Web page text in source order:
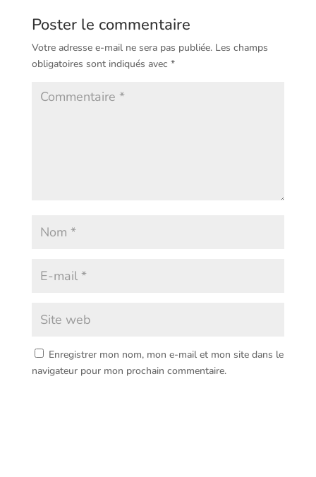
Poster le commentaire
Votre adresse e-mail ne sera pas publiée. Les champs
obligatoires sont indiqués avec *
Enregistrer mon nom, mon e-mail et mon site dans le
navigateur pour mon prochain commentaire.